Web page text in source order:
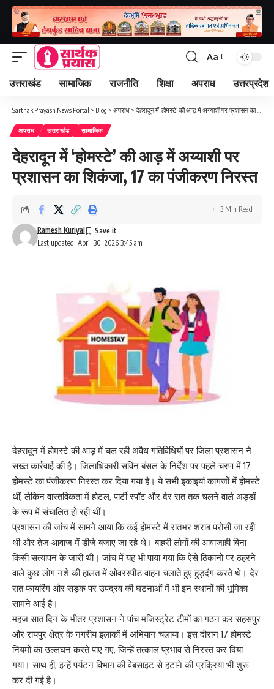
Font
Resizer
Aa
उत्तराखंड सामाजिक राजनीति शिक्षा अपराध उत्तरप्रदेश
Sarthak Prayash News Portal > Blog > अपराध > देहरादून में ‘होमस्टे’ की आड़ में अय्याशी पर प्रशासन का शिकंजा, 17 का पंजीकरण निरस्त
अपराध उत्तराखंड सामाजिक
देहरादून में ‘होमस्टे’ की आड़ में अय्याशी पर
प्रशासन का शिकंजा, 17 का पंजीकरण निरस्त
Last updated: April 30, 2026 3:45 am
Ramesh Kuriyal
3 Min Read
देहरादून में होमस्टे की आड़ में चल रही अवैध गतिविधियों पर जिला प्रशासन ने
सख्त कार्रवाई की है। जिलाधिकारी सविन बंसल के निर्देश पर पहले चरण में 17
होमस्टे का पंजीकरण निरस्त कर दिया गया है। ये सभी इकाइयां कागजों में होमस्टे
थीं, लेकिन वास्तविकता में होटल, पार्टी स्पॉट और देर रात तक चलने वाले अड्डों
के रूप में संचालित हो रही थीं।
प्रशासन की जांच में सामने आया कि कई होमस्टे में रातभर शराब परोसी जा रही
थी और तेज आवाज में डीजे बजाए जा रहे थे। बाहरी लोगों की आवाजाही बिना
किसी सत्यापन के जारी थी। जांच में यह भी पाया गया कि ऐसे ठिकानों पर ठहरने
वाले कुछ लोग नशे की हालत में ओवरस्पीड वाहन चलाते हुए हुड़दंग करते थे। देर
रात फायरिंग और सड़क पर उपद्रव की घटनाओं में भी इन स्थानों की भूमिका
सामने आई है।
महज सात दिन के भीतर प्रशासन ने पांच मजिस्ट्रेट टीमों का गठन कर सहसपुर
और रायपुर क्षेत्र के नगरीय इलाकों में अभियान चलाया। इस दौरान 17 होमस्टे
नियमों का उल्लंघन करते पाए गए, जिन्हें तत्काल प्रभाव से निरस्त कर दिया
गया। साथ ही, इन्हें पर्यटन विभाग की वेबसाइट से हटाने की प्रक्रिया भी शुरू
कर दी गई है।